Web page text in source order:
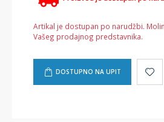
Artikal je dostupan po narudžbi.
Vašeg prodajnog predstavnika.
DOSTUPNO NA UPIT